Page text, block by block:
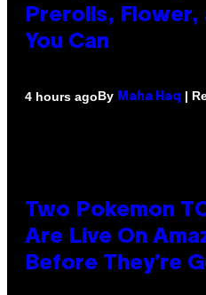
Prerolls, Flower,
You Can
4 hours agoBy Maha Haq |
Two Pokemon
Are Live On
Before They’re